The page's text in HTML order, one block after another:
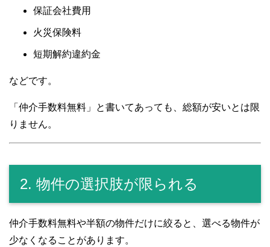
保証会社費用
火災保険料
短期解約違約金
などです。
「仲介手数料無料」と書いてあっても、総額が安いとは限
りません。
2. 物件の選択肢が限られる
仲介手数料無料や半額の物件だけに絞ると、選べる物件が
少なくなることがあります。